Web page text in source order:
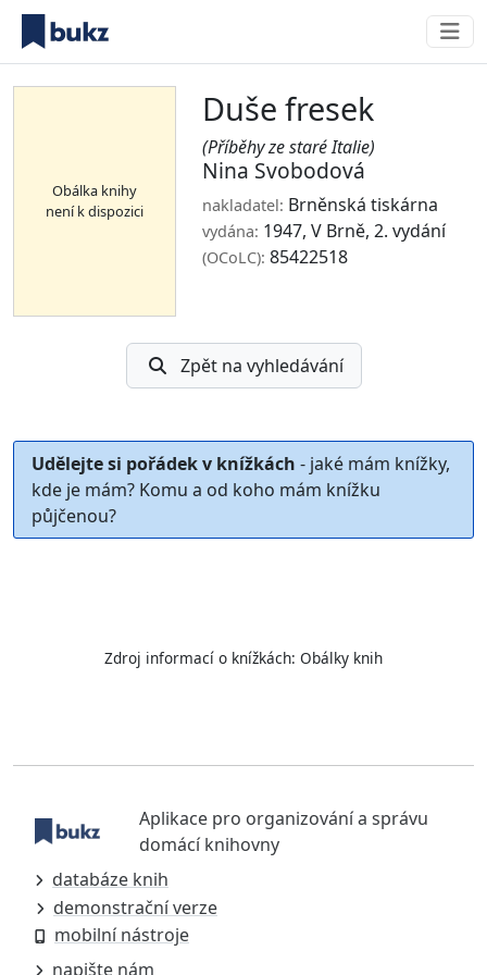
Obálka knihy
není k dispozici
Duše fresek
(Příběhy ze staré Italie)
Nina Svobodová
nakladatel: Brněnská tiskárna
vydána: 1947, V Brně, 2. vydání
(OCoLC): 85422518
Zpět na vyhledávání
Udělejte si pořádek v knížkách - jaké mám knížky,
kde je mám? Komu a od koho mám knížku
půjčenou?
Zdroj informací o knížkách: Obálky knih
Aplikace pro organizování a správu
domácí knihovny
databáze knih
demonstrační verze
mobilní nástroje
napište nám